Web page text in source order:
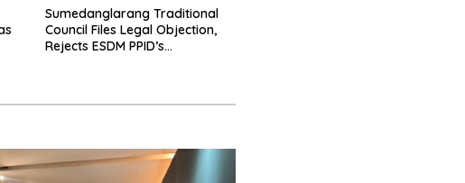
Sumedanglarang Traditional
Council Files Legal Objection,
Rejects ESDM PPID’s